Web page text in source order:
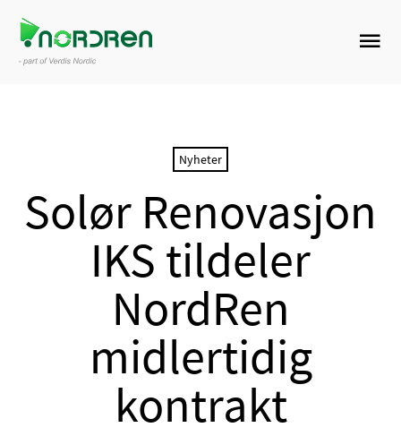
Nyheter
Solør Renovasjon
IKS tildeler
NordRen
midlertidig
kontrakt